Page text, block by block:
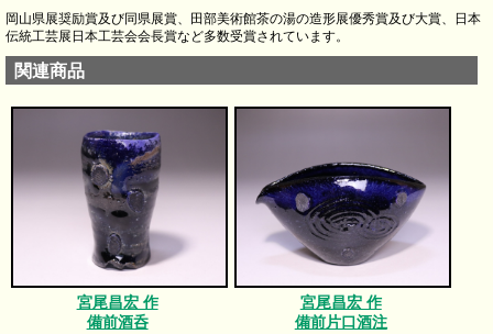
岡山県展奨励賞及び同県展賞、田部美術館茶の湯の造形展優秀賞及び大賞、日本
伝統工芸展日本工芸会会長賞など多数受賞されています。
関連商品
宮尾昌宏 作
備前酒呑
宮尾昌宏 作
備前片口酒注